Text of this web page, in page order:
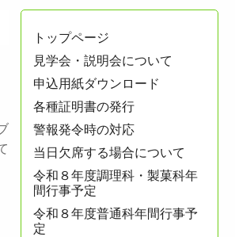
トップページ
見学会・説明会について
申込用紙ダウンロード
各種証明書の発行
警報発令時の対応
当日欠席する場合について
令和８年度調理科・製菓科年
間行事予定
令和８年度普通科年間行事予
定